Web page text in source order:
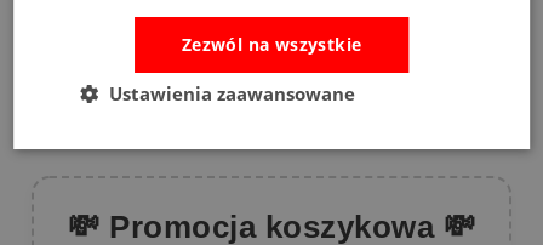
💸 Promocja koszykowa 💸
Zezwól na wszystkie
Ustawienia zaawansowane